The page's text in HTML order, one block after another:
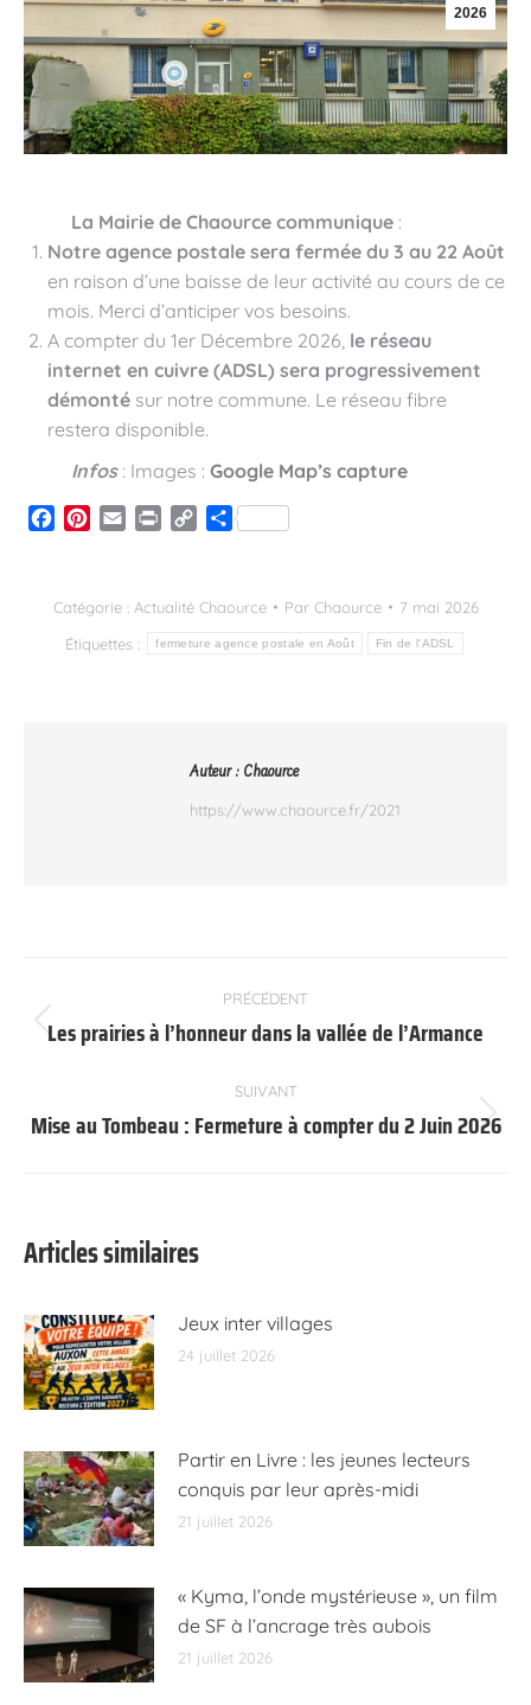
2026
La Mairie de Chaource communique :
Notre agence postale sera fermée du 3 au 22 Août
en raison d’une baisse de leur activité au cours de ce
mois. Merci d’anticiper vos besoins.
A compter du 1er Décembre 2026, le réseau
internet en cuivre (ADSL) sera progressivement
démonté sur notre commune. Le réseau fibre
restera disponible.
Infos : Images : Google Map’s capture
Facebook
Pinterest
Email Print
CopyPartager
Catégorie : Actualité Chaource Par Chaource
7 mai 2026
Étiquettes :
fermeture agence postale en Août Fin de l'ADSL
Auteur : Chaource
https://www.chaource.fr/2021
article
PRÉCÉDENT
Article
:
Les prairies à l’honneur dans la vallée de l’Armance
SUIVANT
Article
Mise au Tombeau : Fermeture à compter du 2 Juin 2026
Articles similaires
Jeux inter villages
24 juillet 2026
Partir en Livre : les jeunes lecteurs
conquis par leur après-midi
21 juillet 2026
« Kyma, l’onde mystérieuse », un film
de SF à l’ancrage très aubois
21 juillet 2026